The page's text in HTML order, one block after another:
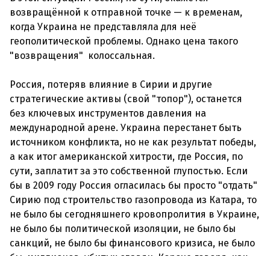
возвращённой к отправной точке — к временам,
когда Украина не представляла для неё
геополитической проблемы. Однако цена такого
"возвращения" колоссальная.
Россия, потеряв влияние в Сирии и другие
стратегические активы (свой "топор"), останется
без ключевых инструментов давления на
международной арене. Украина перестанет быть
источником конфликта, но не как результат победы,
а как итог американской хитрости, где Россия, по
сути, заплатит за это собственной глупостью. Если
бы в 2009 году Россия огласилась бы просто "отдать"
Сирию под строительство газопровода из Катара, то
не было бы сегодняшнего кровопролития в Украине,
не было бы политической изоляции, не было бы
санкций, не было бы финансового кризиса, не было